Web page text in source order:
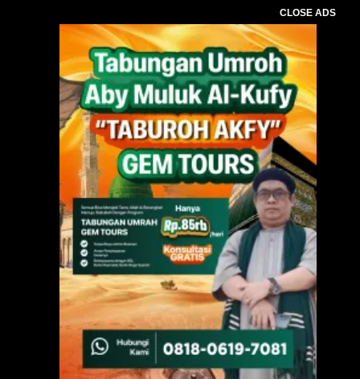
CLOSE ADS